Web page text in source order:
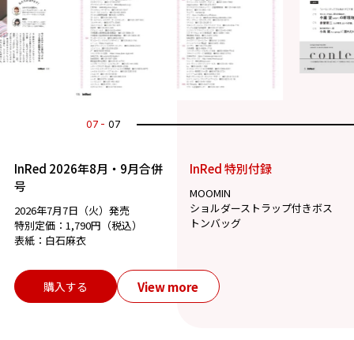
07 07
InRed 2026年8月・9月合併
号
2026年7月7日（火）発売
特別定価：1,790円（税込）
表紙：白石麻衣
InRed 特別付録
MOOMIN
ショルダーストラップ付きボス
トンバッグ
購入する View more